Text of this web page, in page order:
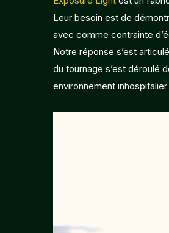
Leur besoin est de
avec comme contrainte
Notre réponse s’est
du tournage s’est déroulé
environnement